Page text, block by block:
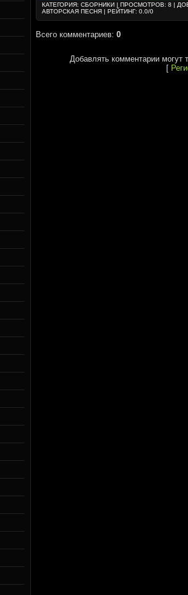
КАТЕГОРИЯ: СБОРНИКИ | ПРОСМОТРОВ: 8 |
АВТОРСКАЯ ПЕСНЯ | РЕЙТИНГ: 0.0/0
Всего комментариев: 0
Добавлять комментарии могут
[